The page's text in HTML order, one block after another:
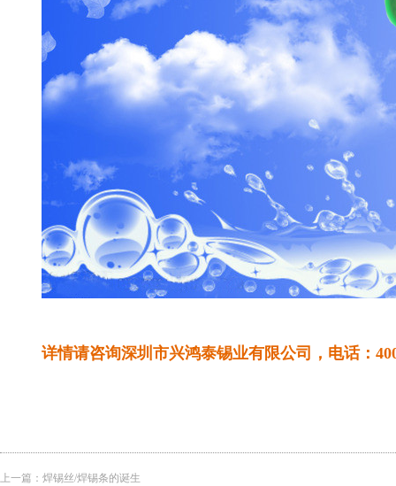
详情请咨询深圳市兴鸿泰锡业有限公司，电话：
上一篇： 焊锡丝/焊锡条的诞生